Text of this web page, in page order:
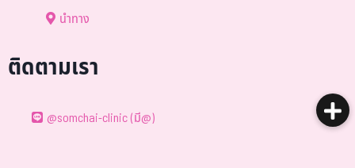
นำทาง
ติดตามเรา
@somchai-clinic (มี@)